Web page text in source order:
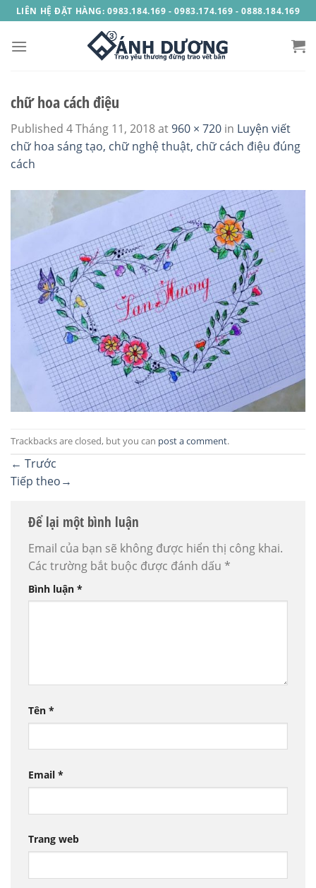
Skip
to
content
LIÊN HỆ ĐẶT HÀNG: 0983.184.169 - 0983.174.169 - 0888.184.169
chữ hoa cách điệu
Published 4 Tháng 11, 2018at960 × 720 in Luyện viết
chữ hoa sáng tạo, chữ nghệ thuật, chữ cách điệu đúng
cách
Trackbacks are closed, but you can post a comment.
← Trước
Tiếp theo→
Để lại một bình luận
Email của bạn sẽ không được hiển thị công khai.
Các trường bắt buộc được đánh dấu *
Bình luận *
Tên *
Email *
Trang web